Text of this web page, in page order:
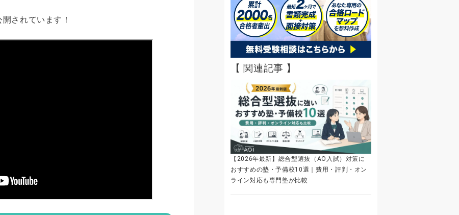
されています！
【 関連記事 】
【2026年最新】総合型選抜（AO入試）対策に
おすすめの塾・予備校10選｜費用・評判・オン
ライン対応も専門塾が比較